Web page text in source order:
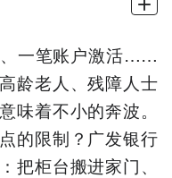
一笔账户激活……
龄老人、残障人士
味着不小的奔波。
的限制？广发银行
把柜台搬进家门、